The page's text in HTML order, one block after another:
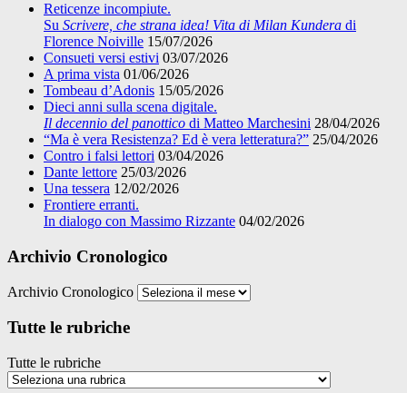
Reticenze incompiute.
Su Scrivere, che strana idea! Vita di Milan Kundera di
Florence Noiville 15/07/2026
Consueti versi estivi 03/07/2026
A prima vista 01/06/2026
Tombeau d’Adonis 15/05/2026
Dieci anni sulla scena digitale.
Il decennio del panottico di Matteo Marchesini 28/04/2026
“Ma è vera Resistenza? Ed è vera letteratura?” 25/04/2026
Contro i falsi lettori 03/04/2026
Dante lettore 25/03/2026
Una tessera 12/02/2026
Frontiere erranti.
In dialogo con Massimo Rizzante 04/02/2026
Archivio Cronologico
Archivio Cronologico
Tutte le rubriche
Tutte le rubriche